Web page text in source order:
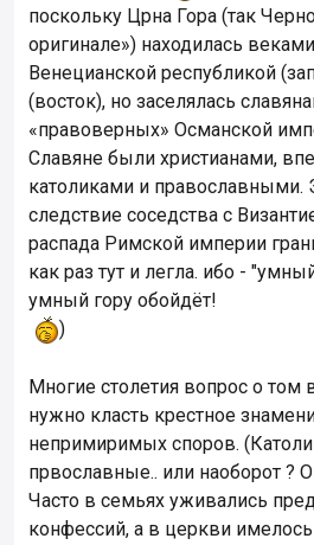
поскольку Црна Гора (так
оригинале») находилась
Венецианской республикой
(восток), но заселялась
«правоверных» Османской
Славяне были христианами,
католиками и православными.
следствие соседства с
распада Римской империи
как раз тут и легла. ибо -
умный гору обойдёт!
)
Многие столетия вопрос о том
нужно класть крестное
непримиримых споров.
првославные.. или наоборот ?
Часто в семьях уживались
конфессий, а в церкви